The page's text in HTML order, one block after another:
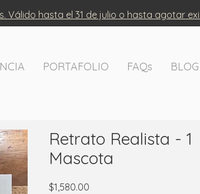
Válido hasta el 31 de julio o hasta agotar
PORTAFOLIO FAQs BLOG
Retrato Realista - 1
Mascota
$1,580.00